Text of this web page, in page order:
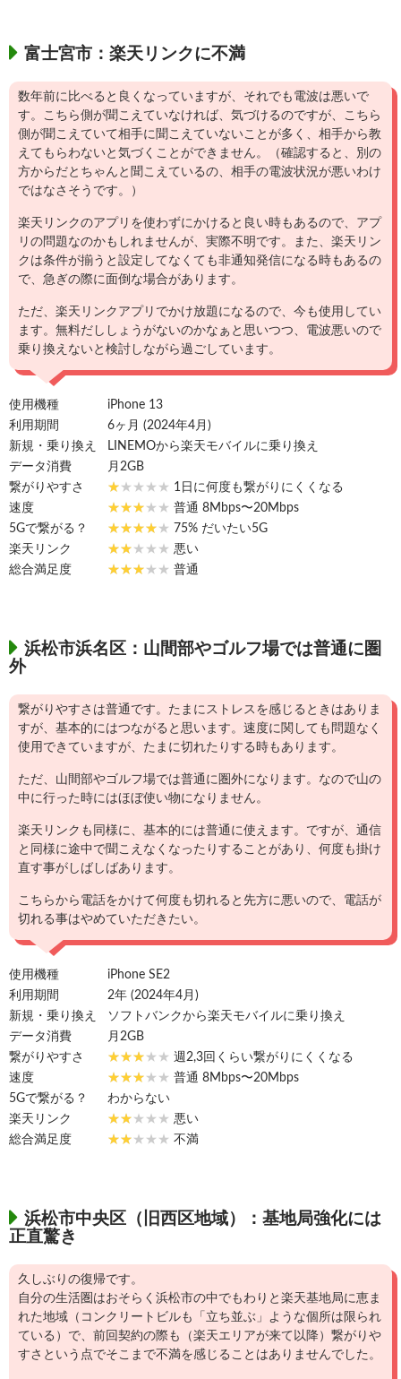
富士宮市：楽天リンクに不満
数年前に比べると良くなっていますが、それでも電波は悪いで
す。こちら側が聞こえていなければ、気づけるのですが、こちら
側が聞こえていて相手に聞こえていないことが多く、相手から教
えてもらわないと気づくことができません。（確認すると、別の
方からだとちゃんと聞こえているの、相手の電波状況が悪いわけ
ではなさそうです。）
楽天リンクのアプリを使わずにかけると良い時もあるので、アプ
リの問題なのかもしれませんが、実際不明です。また、楽天リン
クは条件が揃うと設定してなくても非通知発信になる時もあるの
で、急ぎの際に面倒な場合があります。
ただ、楽天リンクアプリでかけ放題になるので、今も使用してい
ます。無料だししょうがないのかなぁと思いつつ、電波悪いので
乗り換えないと検討しながら過ごしています。
使用機種
iPhone 13
利用期間
6ヶ月 (2024年4月)
新規・乗り換え
LINEMOから楽天モバイルに乗り換え
データ消費
月2GB
繋がりやすさ
1日に何度も繋がりにくくなる
速度
普通 8Mbps〜20Mbps
5Gで繋がる？
75% だいたい5G
楽天リンク
悪い
総合満足度
普通
浜松市浜名区：山間部やゴルフ場では普通に圏
外
繋がりやすさは普通です。たまにストレスを感じるときはありま
すが、基本的にはつながると思います。速度に関しても問題なく
使用できていますが、たまに切れたりする時もあります。
ただ、山間部やゴルフ場では普通に圏外になります。なので山の
中に行った時にはほぼ使い物になりません。
楽天リンクも同様に、基本的には普通に使えます。ですが、通信
と同様に途中で聞こえなくなったりすることがあり、何度も掛け
直す事がしばしばあります。
こちらから電話をかけて何度も切れると先方に悪いので、電話が
切れる事はやめていただきたい。
使用機種
iPhone SE2
利用期間
2年 (2024年4月)
新規・乗り換え
ソフトバンクから楽天モバイルに乗り換え
データ消費
月2GB
繋がりやすさ
週2,3回くらい繋がりにくくなる
速度
普通 8Mbps〜20Mbps
5Gで繋がる？
わからない
楽天リンク
悪い
総合満足度
不満
浜松市中央区（旧西区地域）：基地局強化には
正直驚き
久しぶりの復帰です。
自分の生活圏はおそらく浜松市の中でもわりと楽天基地局に恵ま
れた地域（コンクリートビルも「立ち並ぶ」ような個所は限られ
ている）で、前回契約の際も（楽天エリアが来て以降）繋がりや
すさという点でそこまで不満を感じることはありませんでした。